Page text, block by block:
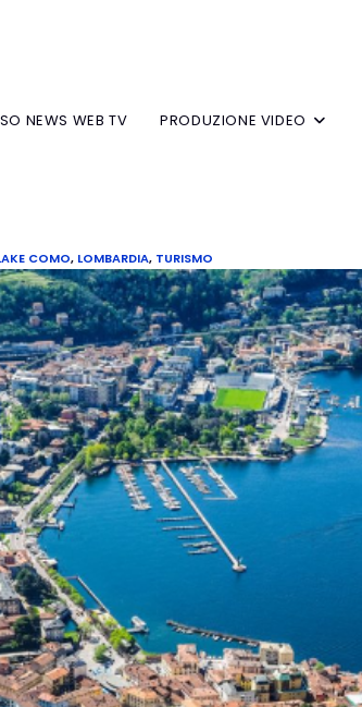
NEWS WEB TV PRODUZIONE VIDEO
COMO, LOMBARDIA, TURISMO